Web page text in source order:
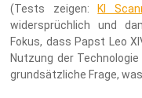
(Tests zeigen:KI
widersprüchlich und
Fokus, dass Papst Leo
Nutzung der
grundsätzliche Frage,